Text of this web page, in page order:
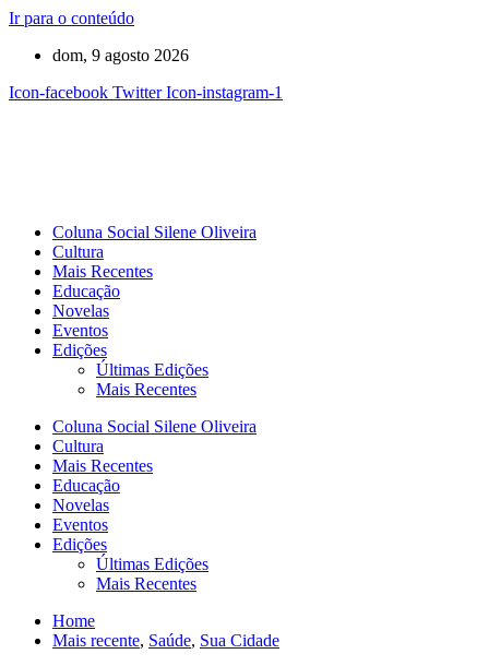
Ir para o conteúdo
dom, 9 agosto 2026
Icon-facebook Twitter Icon-instagram-1
Coluna Social Silene Oliveira
Cultura
Mais Recentes
Educação
Novelas
Eventos
Edições
Últimas Edições
Mais Recentes
Coluna Social Silene Oliveira
Cultura
Mais Recentes
Educação
Novelas
Eventos
Edições
Últimas Edições
Mais Recentes
Home
Mais recente, Saúde, Sua Cidade